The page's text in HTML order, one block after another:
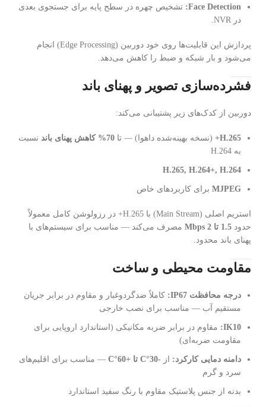
Face Detection: تشخیص چهره در سطح پایه برای جستجوی بعدی
در NVR.
پردازش این قابلیت‌ها روی خود دوربین (Edge Processing) انجام
می‌شود و بار شبکه و ضبط را کاهش می‌دهد.
فشرده‌سازی تصویر و پهنای باند
دوربین از کدک‌های زیر پشتیبانی می‌کند:
H.265+ (نسخه بهینه‌شده داهوا) — تا 70% کاهش پهنای باند
نسبت
به H.264
H.265, H.264+, H.264
MJPEG برای کاربردهای خاص
استریم اصلی (Main Stream) با H.265+ در رزولوشن کامل معمولاً
حدود 1.5 تا 2 Mbps
مصرف می‌کند — مناسب برای سیستم‌های با
پهنای باند محدود.
مقاومت محیطی و ساخت
درجه محافظت IP67:
کاملاً ضدگردوغبار و مقاوم در برابر جریان
مستقیم آب — مناسب برای نصب خارجی
IK10:
مقاوم در برابر ضربه مکانیکی (استاندارد اروپایی برای
مقاومت ضربه‌ای)
دامنه دمایی کارکرد: از -30°C تا +60°C
— مناسب برای اقلیم‌های
سرد و گرم
بدنه از جنس پلاستیک مقاوم با رنگ سفید استاندارد